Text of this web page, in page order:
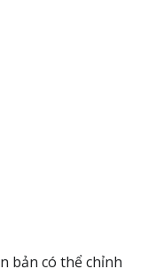
bản có thể chỉnh